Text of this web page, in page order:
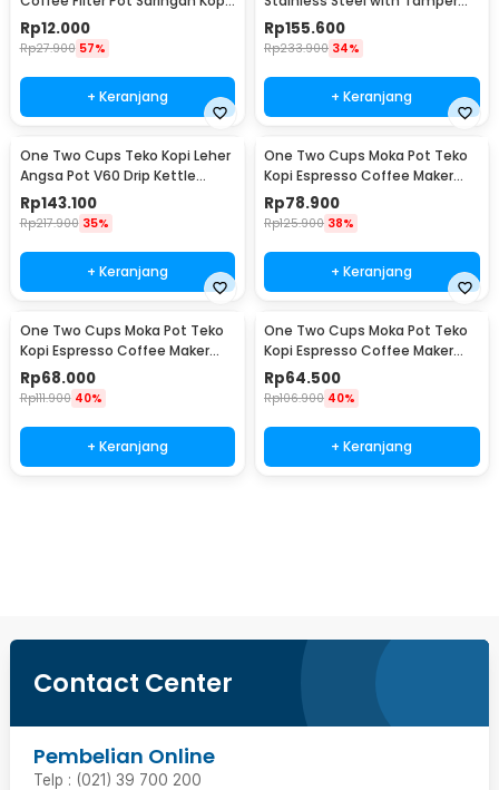
114ml 6Q - LC1
Rp12.000
Rp27.900 57%
+ Keranjang
for Nespresso - F456
Rp155.600
Rp233.900 34%
+ Keranjang
One Two Cups Teko Kopi Leher
Angsa Pot V60 Drip Kettle
960ml - RF-15
Rp143.100
Rp217.900 35%
+ Keranjang
One Two Cups Moka Pot Teko
Kopi Espresso Coffee Maker
Stovetop 6 Cup 300ml - Z21
Rp78.900
Rp125.900 38%
+ Keranjang
One Two Cups Moka Pot Teko
Kopi Espresso Coffee Maker
Stovetop 4 Cup 200ml - Z21
Rp68.000
Rp111.900 40%
+ Keranjang
One Two Cups Moka Pot Teko
Kopi Espresso Coffee Maker
Stovetop 2 Cup 100ml - Z21
Rp64.500
Rp106.900 40%
+ Keranjang
Contact Center
Pembelian Online
Telp : (021) 39 700 200